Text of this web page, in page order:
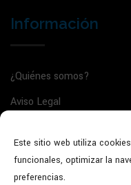
Este sitio web utiliza
funcionales, optimizar la
preferencias.
Información
¿Quiénes somos?
Aviso Legal
Política de cookies
Agente de la propiedad